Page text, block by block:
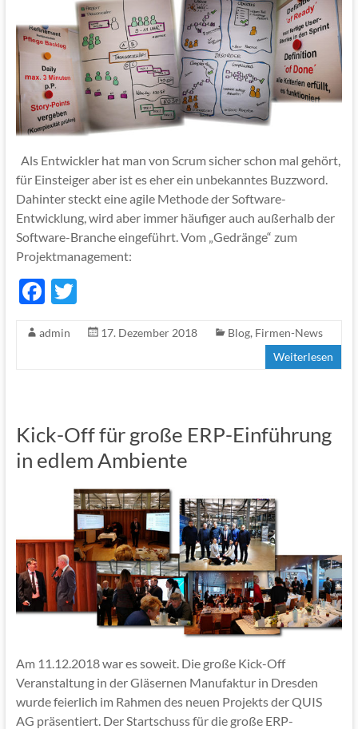
Als Entwickler hat man von Scrum sicher schon mal gehört,
für Einsteiger aber ist es eher ein unbekanntes Buzzword.
Dahinter steckt eine agile Methode der Software-
Entwicklung, wird aber immer häufiger auch außerhalb der
Software-Branche eingeführt. Vom „Gedränge“ zum
Projektmanagement:
F
e
o
k
T
itt
admin 17. Dezember 2018 Blog, Firmen-News
Weiterlesen
Kick-Off für große ERP-Einführung
in edlem Ambiente
Am 11.12.2018 war es soweit. Die große Kick-Off
Veranstaltung in der Gläsernen Manufaktur in Dresden
wurde feierlich im Rahmen des neuen Projekts der QUIS
AG präsentiert. Der Startschuss für die große ERP-